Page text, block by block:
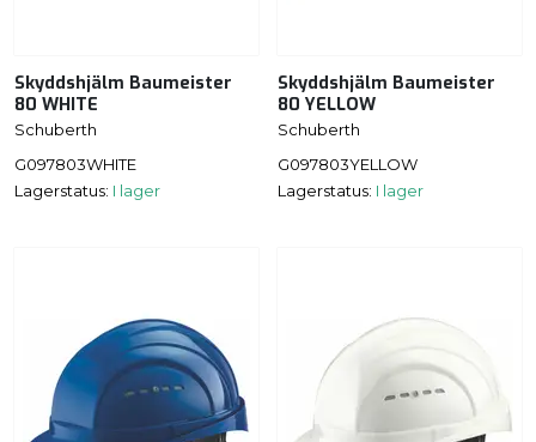
Skyddshjälm Baumeister
80 WHITE
Schuberth
G097803WHITE
Lagerstatus: I lager
Skyddshjälm Baumeister
80 YELLOW
Schuberth
G097803YELLOW
Lagerstatus: I lager